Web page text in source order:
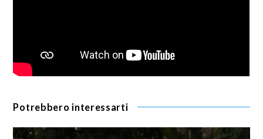
Potrebbero interessarti